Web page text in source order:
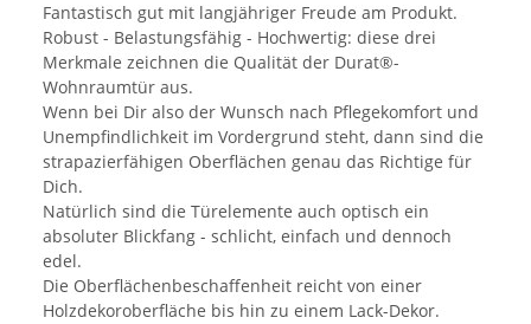
Fantastisch gut mit langjähriger Freude am Produkt.
Robust - Belastungsfähig - Hochwertig: diese drei
Merkmale zeichnen die Qualität der Durat®-
Wohnraumtür aus.
Wenn bei Dir also der Wunsch nach Pflegekomfort und
Unempfindlichkeit im Vordergrund steht, dann sind die
strapazierfähigen Oberflächen genau das Richtige für
Dich.
Natürlich sind die Türelemente auch optisch ein
absoluter Blickfang - schlicht, einfach und dennoch
edel.
Die Oberflächenbeschaffenheit reicht von einer
Holzdekoroberfläche bis hin zu einem Lack-Dekor.